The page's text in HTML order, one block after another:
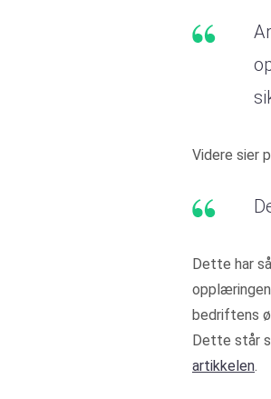
Videre sier
Dette har
bedriftens
Dette står
artikkelen.